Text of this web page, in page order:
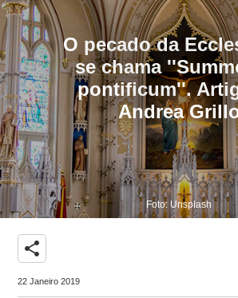
O pecado da
se chama
pontificum''.
Andrea
Foto: Unsplash
share
22 Janeiro 2019